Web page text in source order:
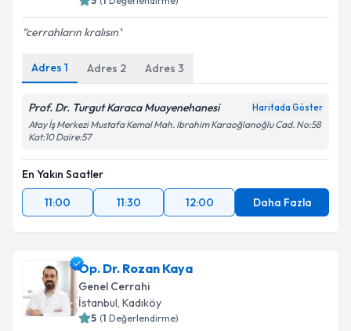
Metni'ni okudum ve kişisel verilerimin belirtilen
kapsamda işlenmesini kabul ediyorum.
Takvim Talebini Gönder
cerrahların kralısın
Adres 1 Adres 2 Adres 3
Prof. Dr. Turgut Karaca Muayenehanesi Haritada Göster
Atay İş Merkezi Mustafa Kemal Mah. Ibrahim Karaoğlanoğlu Cad. No:58
Kat:10 Daire:57
En Yakın Saatler
11:00
11:30 12:00 Daha Fazla
Op. Dr. Rozan Kaya
Genel Cerrahi
İstanbul, Kadıköy
5 (1 Değerlendirme)